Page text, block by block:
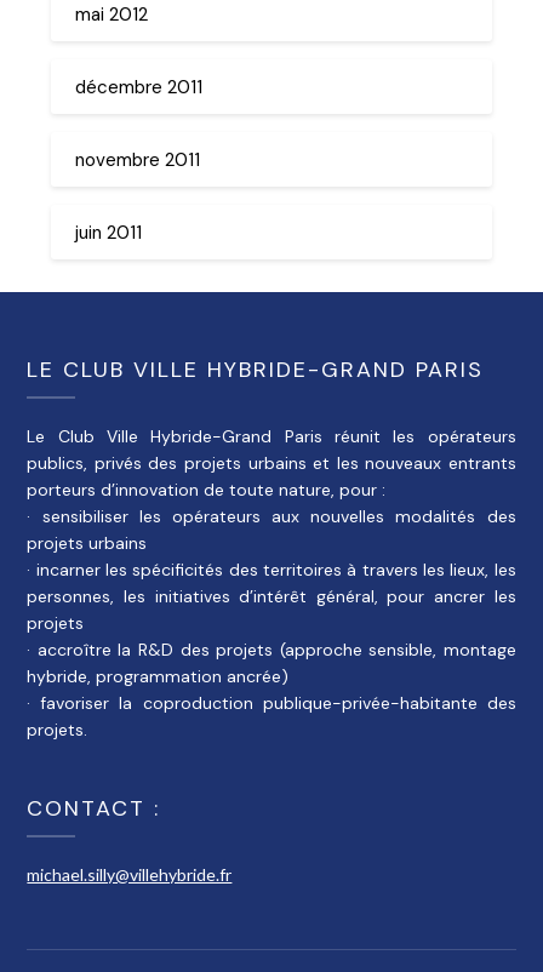
mai 2012
décembre 2011
novembre 2011
juin 2011
LE CLUB VILLE HYBRIDE-GRAND PARIS
Le Club Ville Hybride-Grand Paris réunit les opérateurs
publics, privés des projets urbains et les nouveaux entrants
porteurs d’innovation de toute nature, pour :
· sensibiliser les opérateurs aux nouvelles modalités des
projets urbains
· incarner les spécificités des territoires à travers les lieux, les
personnes, les initiatives d’intérêt général, pour ancrer les
projets
· accroître la R&D des projets (approche sensible, montage
hybride, programmation ancrée)
· favoriser la coproduction publique-privée-habitante des
projets.
CONTACT :
michael.silly@villehybride.fr